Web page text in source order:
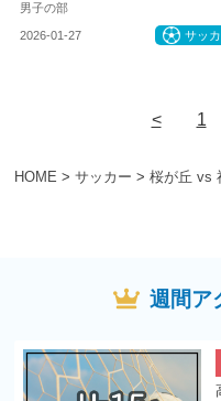
HOME > サッカー > 桜が丘 vs
男子の部
2026-01-27 サッ
< 1
週間ア